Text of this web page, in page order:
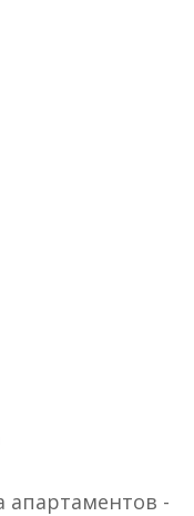
апартаментов -